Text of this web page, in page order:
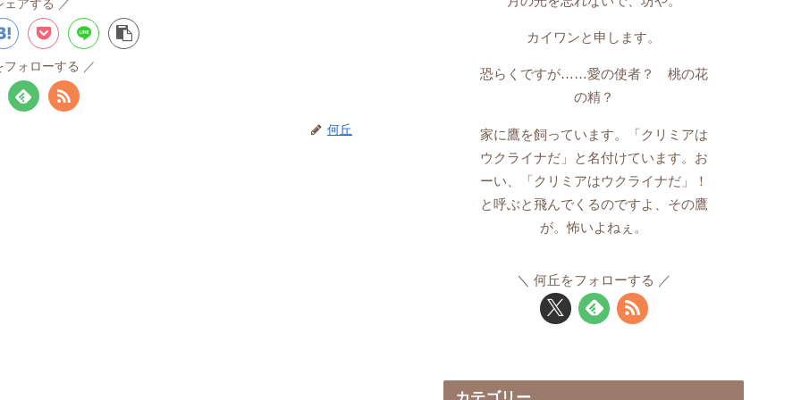
ェアする
フォローする
何丘
カイワンと申します。
恐らくですが……愛の使者？ 桃の花
の精？
家に鷹を飼っています。「クリミアは
ウクライナだ」と名付けています。お
ーい、「クリミアはウクライナだ」！
と呼ぶと飛んでくるのですよ、その鷹
が。怖いよねぇ。
何丘をフォローする